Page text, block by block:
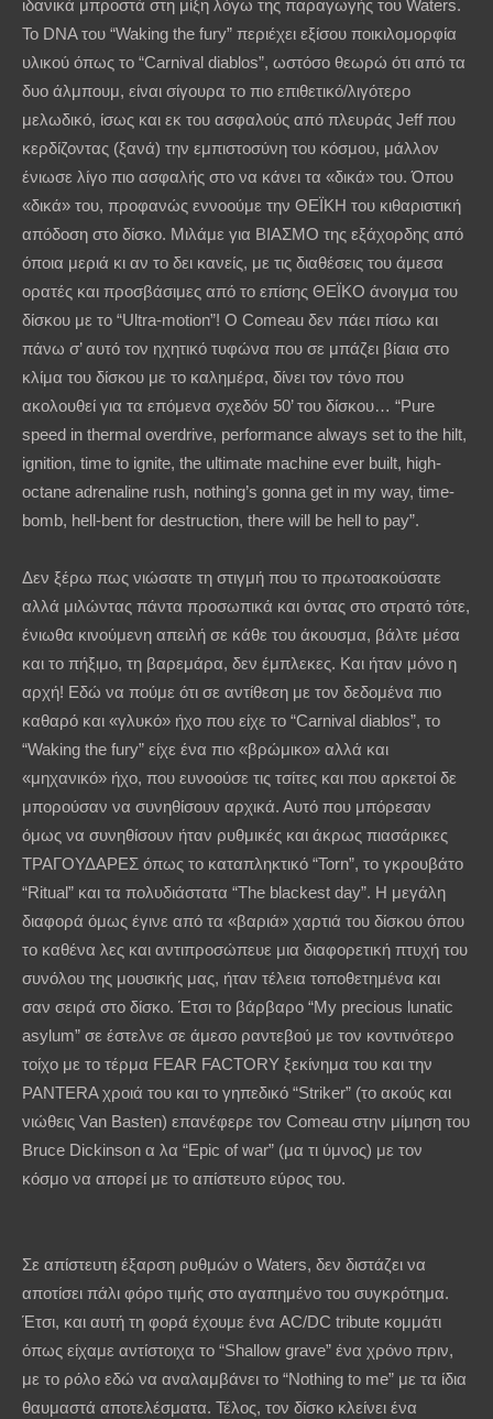
ιδανικά μπροστά στη μίξη λόγω της παραγωγής του Waters.
Το DNA του “Waking the fury” περιέχει εξίσου ποικιλομορφία
υλικού όπως το “Carnival diablos”, ωστόσο θεωρώ ότι από τα
δυο άλμπουμ, είναι σίγουρα το πιο επιθετικό/λιγότερο
μελωδικό, ίσως και εκ του ασφαλούς από πλευράς Jeff που
κερδίζοντας (ξανά) την εμπιστοσύνη του κόσμου, μάλλον
ένιωσε λίγο πιο ασφαλής στο να κάνει τα «δικά» του. Όπου
«δικά» του, προφανώς εννοούμε την ΘΕΪΚΗ του κιθαριστική
απόδοση στο δίσκο. Μιλάμε για ΒΙΑΣΜΟ της εξάχορδης από
όποια μεριά κι αν το δει κανείς, με τις διαθέσεις του άμεσα
ορατές και προσβάσιμες από το επίσης ΘΕΪΚΟ άνοιγμα του
δίσκου με το “Ultra-motion”! O Comeau δεν πάει πίσω και
πάνω σ’ αυτό τον ηχητικό τυφώνα που σε μπάζει βίαια στο
κλίμα του δίσκου με το καλημέρα, δίνει τον τόνο που
ακολουθεί για τα επόμενα σχεδόν 50’ του δίσκου… “Pure
speed in thermal overdrive, performance always set to the hilt,
ignition, time to ignite, the ultimate machine ever built, high-
octane adrenaline rush, nothing’s gonna get in my way, time-
bomb, hell-bent for destruction, there will be hell to pay”.
Δεν ξέρω πως νιώσατε τη στιγμή που το πρωτοακούσατε
αλλά μιλώντας πάντα προσωπικά και όντας στο στρατό τότε,
ένιωθα κινούμενη απειλή σε κάθε του άκουσμα, βάλτε μέσα
και το πήξιμο, τη βαρεμάρα, δεν έμπλεκες. Και ήταν μόνο η
αρχή! Εδώ να πούμε ότι σε αντίθεση με τον δεδομένα πιο
καθαρό και «γλυκό» ήχο που είχε το “Carnival diablos”, το
“Waking the fury” είχε ένα πιο «βρώμικο» αλλά και
«μηχανικό» ήχο, που ευνοούσε τις τσίτες και που αρκετοί δε
μπορούσαν να συνηθίσουν αρχικά. Αυτό που μπόρεσαν
όμως να συνηθίσουν ήταν ρυθμικές και άκρως πιασάρικες
ΤΡΑΓΟΥΔΑΡΕΣ όπως το καταπληκτικό “Torn”, το γκρουβάτο
“Ritual” και τα πολυδιάστατα “The blackest day”. Η μεγάλη
διαφορά όμως έγινε από τα «βαριά» χαρτιά του δίσκου όπου
το καθένα λες και αντιπροσώπευε μια διαφορετική πτυχή του
συνόλου της μουσικής μας, ήταν τέλεια τοποθετημένα και
σαν σειρά στο δίσκο. Έτσι το βάρβαρο “My precious lunatic
asylum” σε έστελνε σε άμεσο ραντεβού με τον κοντινότερο
τοίχο με το τέρμα FEAR FACTORY ξεκίνημα του και την
PANTERA χροιά του και το γηπεδικό “Striker” (το ακούς και
νιώθεις Van Basten) επανέφερε τον Comeau στην μίμηση του
Bruce Dickinson α λα “Epic of war” (μα τι ύμνος) με τον
κόσμο να απορεί με το απίστευτο εύρος του.
Σε απίστευτη έξαρση ρυθμών ο Waters, δεν διστάζει να
αποτίσει πάλι φόρο τιμής στο αγαπημένο του συγκρότημα.
Έτσι, και αυτή τη φορά έχουμε ένα AC/DC tribute κομμάτι
όπως είχαμε αντίστοιχα το “Shallow grave” ένα χρόνο πριν,
με το ρόλο εδώ να αναλαμβάνει το “Nothing to me” με τα ίδια
θαυμαστά αποτελέσματα. Τέλος, τον δίσκο κλείνει ένα